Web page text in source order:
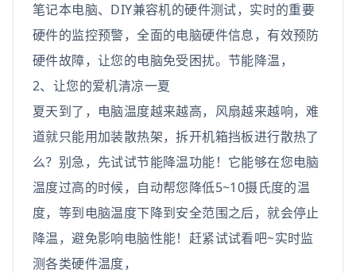
笔记本电脑、DIY兼容机的硬件测试，实时的重要
硬件的监控预警，全面的电脑硬件信息，有效预防
硬件故障，让您的电脑免受困扰。节能降温，
2、让您的爱机清凉一夏
夏天到了，电脑温度越来越高，风扇越来越响，难
道就只能用加装散热架，拆开机箱挡板进行散热了
么？别急，先试试节能降温功能！它能够在您电脑
温度过高的时候，自动帮您降低5~10摄氏度的温
度，等到电脑温度下降到安全范围之后，就会停止
降温，避免影响电脑性能！赶紧试试看吧~实时监
测各类硬件温度，